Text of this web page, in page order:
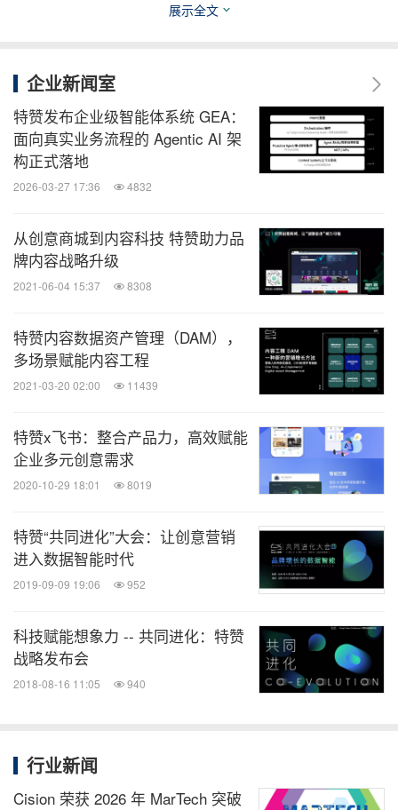
如果能够将这些东西产品化、数字化，或更可视化的
的效率。特赞在这个角度给了很好的支持。”
-- 阿里巴巴集团品牌创意采购CM雪桡
“我们还是在做一个基础性的工作，先数字化，才能
特赞是能帮我们更早地走到那个阶段。”
-- 联合利华采购总监张靖
活动最后，红杉资本中国基金合伙人郑庆生，线性资
本创始合伙人兼CEO王淮，分享了行业的数字化观察
术语叫做数据的颗粒度。这个数据时代最大的意义，
是让你能够低成本地获得大量高颗粒度的数据，让很
多原来没有办法产生的洞察，在这种高颗粒度下造成
巨大的颠覆效果。我们可以去和原来的方式做比较，
看看数据颗粒度有什么大的变化，背后的洞察有没有
对决策流程、质量、速度造成实质性的大改进。”
郑庆生说：“为什么我们会有市场部，会有采购部，
为什么会有这些部门的划分，实际上也是跟信息颗粒
度有关系的，而组织的结构跟信息分类是对应的。当
入像特赞这样的产品是非常有必要的。”
展示全文
企业新闻室
特赞发布企业级智能体系统 GEA：
面向真实业务流程的 Agentic AI 架
构正式落地
2026-03-27 17:36 4832
从创意商城到内容科技 特赞助力品
牌内容战略升级
2021-06-04 15:37 8308
特赞内容数据资产管理（DAM），
多场景赋能内容工程
2021-03-20 02:00 11439
特赞x飞书：整合产品力，高效赋能
企业多元创意需求
2020-10-29 18:01 8019
特赞“共同进化”大会：让创意营销
进入数据智能时代
2019-09-09 19:06 952
科技赋能想象力 -- 共同进化：特赞
战略发布会
2018-08-16 11:05 940
行业新闻
Cision 荣获 2026 年 MarTech 突破